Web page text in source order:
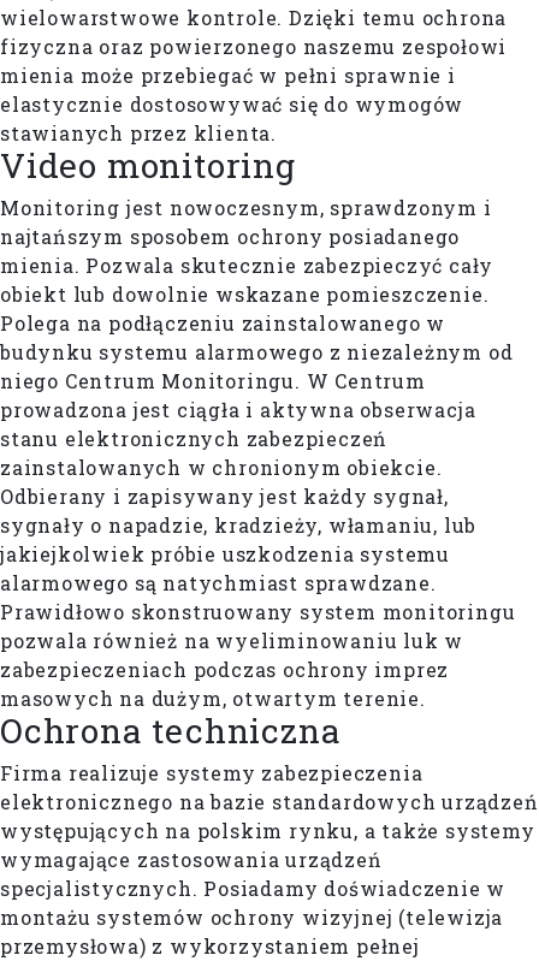
wielowarstwowe kontrole. Dzięki temu ochrona
fizyczna oraz powierzonego naszemu zespołowi
mienia może przebiegać w pełni sprawnie i
elastycznie dostosowywać się do wymogów
stawianych przez klienta.
Video monitoring
Monitoring jest nowoczesnym, sprawdzonym i
najtańszym sposobem ochrony posiadanego
mienia. Pozwala skutecznie zabezpieczyć cały
obiekt lub dowolnie wskazane pomieszczenie.
Polega na podłączeniu zainstalowanego w
budynku systemu alarmowego z niezależnym od
niego Centrum Monitoringu. W Centrum
prowadzona jest ciągła i aktywna obserwacja
stanu elektronicznych zabezpieczeń
zainstalowanych w chronionym obiekcie.
Odbierany i zapisywany jest każdy sygnał,
sygnały o napadzie, kradzieży, włamaniu, lub
jakiejkolwiek próbie uszkodzenia systemu
alarmowego są natychmiast sprawdzane.
Prawidłowo skonstruowany system monitoringu
pozwala również na wyeliminowaniu luk w
zabezpieczeniach podczas ochrony imprez
masowych na dużym, otwartym terenie.
Ochrona techniczna
Firma realizuje systemy zabezpieczenia
elektronicznego na bazie standardowych urządzeń
występujących na polskim rynku, a także systemy
wymagające zastosowania urządzeń
specjalistycznych. Posiadamy doświadczenie w
montażu systemów ochrony wizyjnej (telewizja
przemysłowa) z wykorzystaniem pełnej